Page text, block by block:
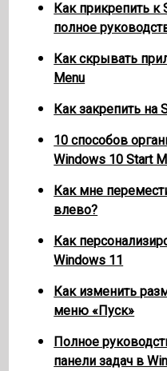
Как прикрепить к
полное
Как скрывать
Menu
Как закрепить на
10 способов
Windows 10 Start
Как мне
влево?
Как
Windows 11
Как изменить
меню «Пуск»
Полное
панели задач в